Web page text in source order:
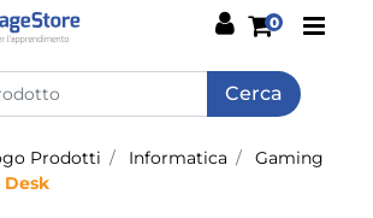
0
Prodotti Informatica
Gaming
Desk